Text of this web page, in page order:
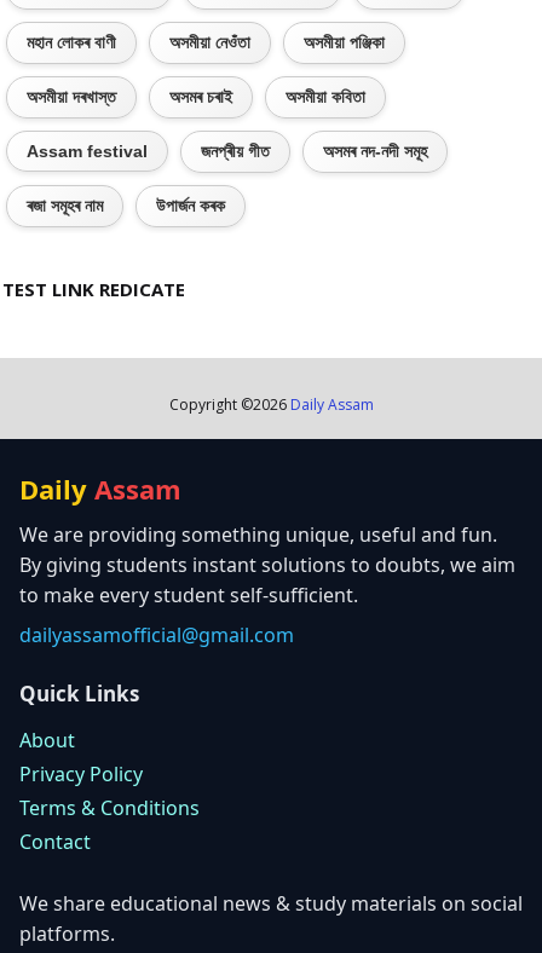
মহান লোকৰ বাণী অসমীয়া নেওঁতা অসমীয়া পঞ্জিকা
অসমীয়া দৰখাস্ত অসমৰ চৰাই অসমীয়া কবিতা
Assam festival জনপ্ৰীয় গীত অসমৰ নদ-নদী সমূহ
ৰজা সমূহৰ নাম উপাৰ্জন কৰক
TEST LINK REDICATE
Copyright ©2026 Daily Assam
Daily Assam
We are providing something unique, useful and fun.
By giving students instant solutions to doubts, we aim
to make every student self-sufficient.
dailyassamofficial@gmail.com
Quick Links
About
Privacy Policy
Terms & Conditions
Contact
We share educational news & study materials on social
platforms.